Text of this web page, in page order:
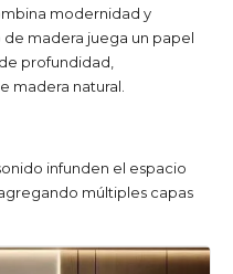
modernidad y
madera juega un papel
profundidad,
madera natural.
infunden el espacio
múltiples capas